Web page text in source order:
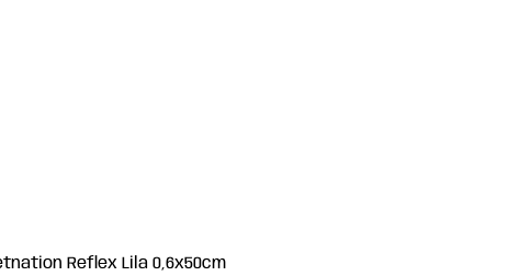
Reflex Lila 0,6x50cm